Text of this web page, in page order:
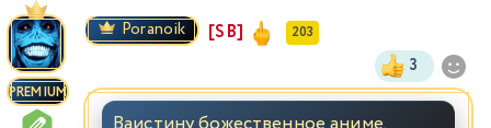
PREMIUM
Poranoik [SB] 203
3